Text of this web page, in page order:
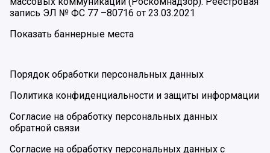
запись ЭЛ № ФС 77 –80716 от 23.03.2021
Показать баннерные места
Порядок обработки персональных данных
Политика конфиденциальности и защиты информации
Согласие на обработку персональных данных
обратной связи
Согласие на обработку персональных данных с